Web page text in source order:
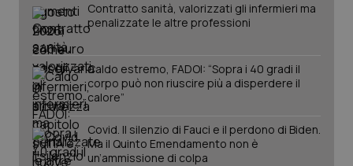
Contratto sanità, valorizzati gli infermieri ma
penalizzate le altre professioni
Caldo estremo, FADOI: “Sopra i 40 gradi il
corpo può non riuscire più a disperdere il
calore”
Covid. Il silenzio di Fauci e il perdono di Biden.
Ma il Quinto Emendamento non è
un’ammissione di colpa